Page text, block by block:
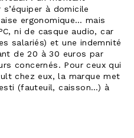
à domicile
ergonomique… mais
ni de casque audio, car
salariés) et une indemnité
de 20 à 30 euros par
concernés. Pour ceux qui
chez eux, la marque met
(fauteuil, caisson…) à